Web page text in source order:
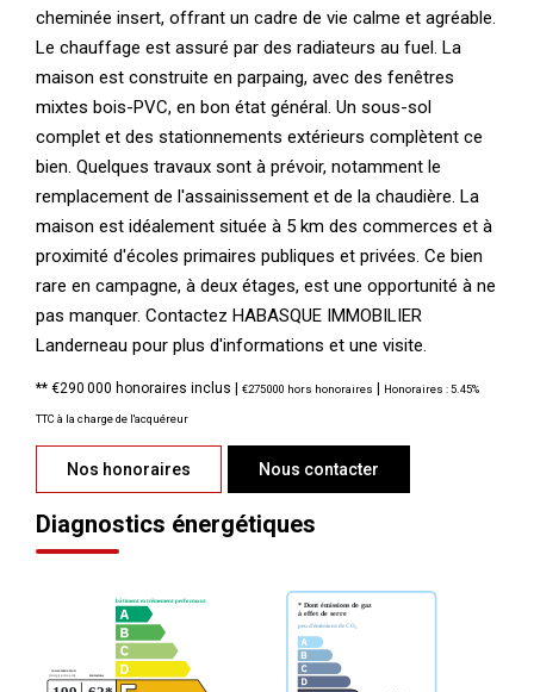
cheminée insert, offrant un cadre de vie calme et agréable.
Le chauffage est assuré par des radiateurs au fuel. La
maison est construite en parpaing, avec des fenêtres
mixtes bois-PVC, en bon état général. Un sous-sol
complet et des stationnements extérieurs complètent ce
bien. Quelques travaux sont à prévoir, notamment le
remplacement de l'assainissement et de la chaudière. La
maison est idéalement située à 5 km des commerces et à
proximité d'écoles primaires publiques et privées. Ce bien
rare en campagne, à deux étages, est une opportunité à ne
pas manquer. Contactez HABASQUE IMMOBILIER
Landerneau pour plus d'informations et une visite.
** €290 000 honoraires inclus | €275 000 hors honoraires | Honoraires : 5.45%
TTC à la charge de l'acquéreur
Nos honoraires Nous contacter
Diagnostics énergétiques